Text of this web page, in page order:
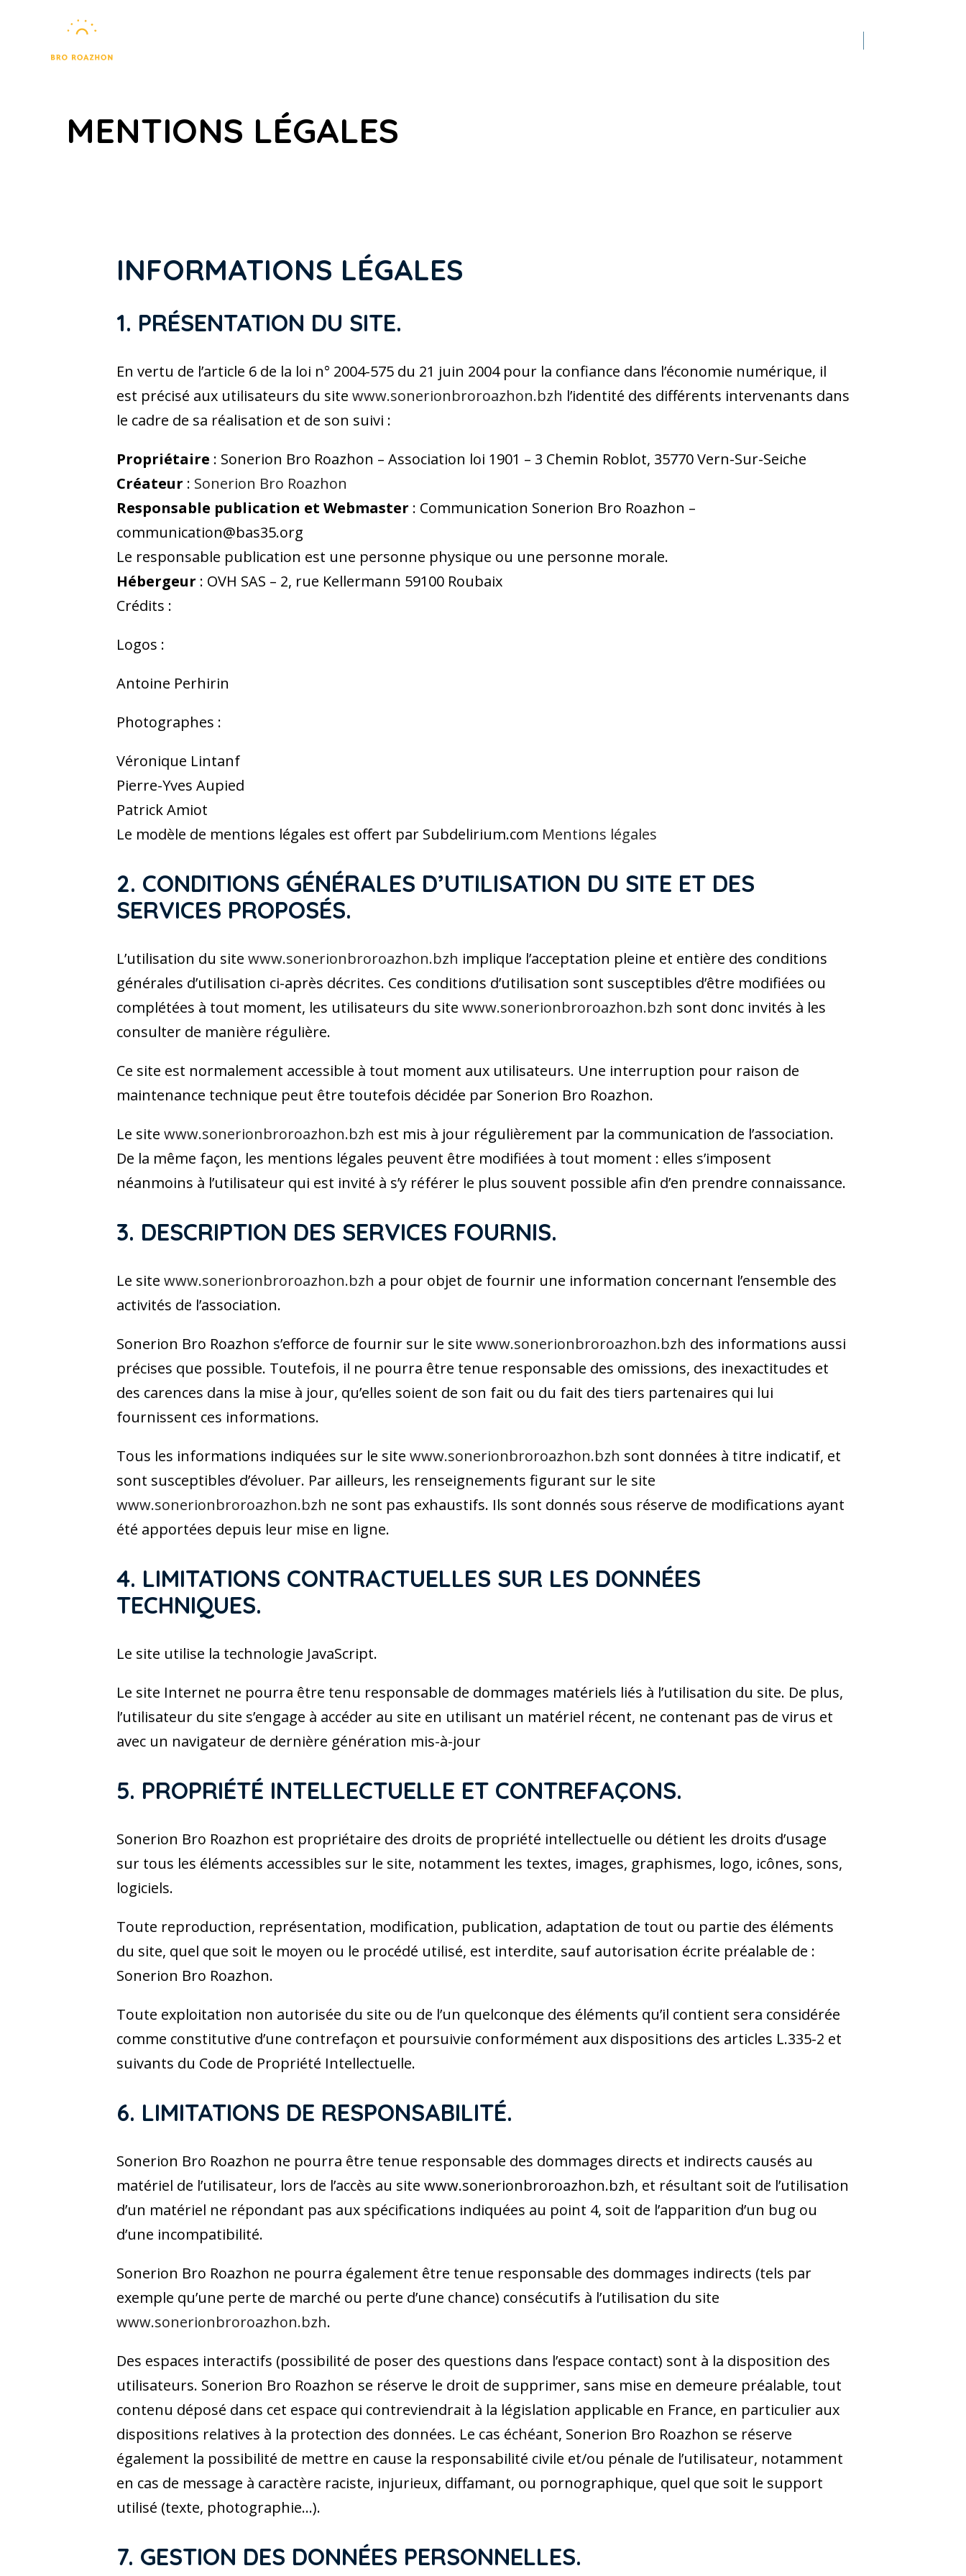
MENTIONS LÉGALES
INFORMATIONS LÉGALES
1. PRÉSENTATION DU SITE.
En vertu de l’article 6 de la loi n° 2004-575 du 21 juin 2004 pour la confiance dans l’économie numérique, il
est précisé aux utilisateurs du site www.sonerionbroroazhon.bzh l’identité des différents intervenants dans
le cadre de sa réalisation et de son suivi :
Propriétaire : Sonerion Bro Roazhon – Association loi 1901 – 3 Chemin Roblot, 35770 Vern-Sur-Seiche
Créateur : Sonerion Bro Roazhon
Responsable publication et Webmaster : Communication Sonerion Bro Roazhon –
communication@bas35.org
Le responsable publication est une personne physique ou une personne morale.
Hébergeur : OVH SAS – 2, rue Kellermann 59100 Roubaix
Crédits :
Logos :
Antoine Perhirin
Photographes :
Véronique Lintanf
Pierre-Yves Aupied
Patrick Amiot
Le modèle de mentions légales est offert par Subdelirium.com Mentions légales
2. CONDITIONS GÉNÉRALES D’UTILISATION DU SITE ET DES
SERVICES PROPOSÉS.
L’utilisation du site www.sonerionbroroazhon.bzh implique l’acceptation pleine et entière des conditions
générales d’utilisation ci-après décrites. Ces conditions d’utilisation sont susceptibles d’être modifiées ou
complétées à tout moment, les utilisateurs du site www.sonerionbroroazhon.bzh sont donc invités à les
consulter de manière régulière.
Ce site est normalement accessible à tout moment aux utilisateurs. Une interruption pour raison de
maintenance technique peut être toutefois décidée par Sonerion Bro Roazhon.
Le site www.sonerionbroroazhon.bzh est mis à jour régulièrement par la communication de l’association.
De la même façon, les mentions légales peuvent être modifiées à tout moment : elles s’imposent
néanmoins à l’utilisateur qui est invité à s’y référer le plus souvent possible afin d’en prendre connaissance.
3. DESCRIPTION DES SERVICES FOURNIS.
Le site www.sonerionbroroazhon.bzh a pour objet de fournir une information concernant l’ensemble des
activités de l’association.
Sonerion Bro Roazhon s’efforce de fournir sur le site www.sonerionbroroazhon.bzh des informations aussi
précises que possible. Toutefois, il ne pourra être tenue responsable des omissions, des inexactitudes et
des carences dans la mise à jour, qu’elles soient de son fait ou du fait des tiers partenaires qui lui
fournissent ces informations.
Tous les informations indiquées sur le site www.sonerionbroroazhon.bzh sont données à titre indicatif, et
sont susceptibles d’évoluer. Par ailleurs, les renseignements figurant sur le site
www.sonerionbroroazhon.bzh ne sont pas exhaustifs. Ils sont donnés sous réserve de modifications ayant
été apportées depuis leur mise en ligne.
4. LIMITATIONS CONTRACTUELLES SUR LES DONNÉES
TECHNIQUES.
Le site utilise la technologie JavaScript.
Le site Internet ne pourra être tenu responsable de dommages matériels liés à l’utilisation du site. De plus,
l’utilisateur du site s’engage à accéder au site en utilisant un matériel récent, ne contenant pas de virus et
avec un navigateur de dernière génération mis-à-jour
5. PROPRIÉTÉ INTELLECTUELLE ET CONTREFAÇONS.
Sonerion Bro Roazhon est propriétaire des droits de propriété intellectuelle ou détient les droits d’usage
sur tous les éléments accessibles sur le site, notamment les textes, images, graphismes, logo, icônes, sons,
logiciels.
Toute reproduction, représentation, modification, publication, adaptation de tout ou partie des éléments
du site, quel que soit le moyen ou le procédé utilisé, est interdite, sauf autorisation écrite préalable de :
Sonerion Bro Roazhon.
Toute exploitation non autorisée du site ou de l’un quelconque des éléments qu’il contient sera considérée
comme constitutive d’une contrefaçon et poursuivie conformément aux dispositions des articles L.335-2 et
suivants du Code de Propriété Intellectuelle.
6. LIMITATIONS DE RESPONSABILITÉ.
Sonerion Bro Roazhon ne pourra être tenue responsable des dommages directs et indirects causés au
matériel de l’utilisateur, lors de l’accès au site www.sonerionbroroazhon.bzh, et résultant soit de l’utilisation
d’un matériel ne répondant pas aux spécifications indiquées au point 4, soit de l’apparition d’un bug ou
d’une incompatibilité.
Sonerion Bro Roazhon ne pourra également être tenue responsable des dommages indirects (tels par
exemple qu’une perte de marché ou perte d’une chance) consécutifs à l’utilisation du site
www.sonerionbroroazhon.bzh.
Des espaces interactifs (possibilité de poser des questions dans l’espace contact) sont à la disposition des
utilisateurs. Sonerion Bro Roazhon se réserve le droit de supprimer, sans mise en demeure préalable, tout
contenu déposé dans cet espace qui contreviendrait à la législation applicable en France, en particulier aux
dispositions relatives à la protection des données. Le cas échéant, Sonerion Bro Roazhon se réserve
également la possibilité de mettre en cause la responsabilité civile et/ou pénale de l’utilisateur, notamment
en cas de message à caractère raciste, injurieux, diffamant, ou pornographique, quel que soit le support
utilisé (texte, photographie…).
7. GESTION DES DONNÉES PERSONNELLES.